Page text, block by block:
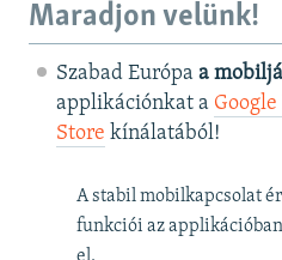
Maradjon velünk!
Szabad Európa a
applikációnkat a Google
Store kínálatából!
A stabil mobilkapcsolat
funkciói az
el.